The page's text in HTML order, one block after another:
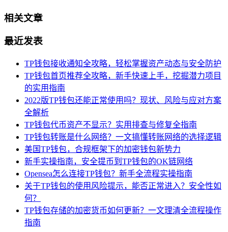
相关文章
最近发表
TP钱包接收通知全攻略，轻松掌握资产动态与安全防护
TP钱包首页推荐全攻略，新手快速上手，挖掘潜力项目
的实用指南
2022版TP钱包还能正常使用吗？现状、风险与应对方案
全解析
TP钱包代币资产不显示？实用排查与修复全指南
TP钱包转账是什么网络？一文搞懂转账网络的选择逻辑
美国TP钱包，合规框架下的加密钱包新势力
新手实操指南，安全提币到TP钱包的OK链网络
Opensea怎么连接TP钱包？新手全流程实操指南
关于TP钱包的使用风险提示，能否正常进入？安全性如
何？
TP钱包存储的加密货币如何更新？一文理清全流程操作
指南